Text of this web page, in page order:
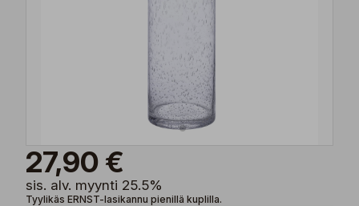
27,90 €
sis. alv. myynti 25.5%
Tyylikäs ERNST-lasikannu pienillä kuplilla.